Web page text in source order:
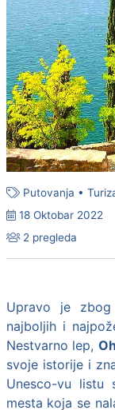
Putovanja •
18 Oktobar 2022
2 pregleda
Upravo je
najboljih i
Nestvarno lep,
svoje istorije i
Unesco-vu
mesta koja se